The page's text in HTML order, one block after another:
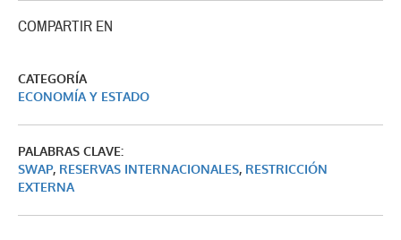
COMPARTIR EN
CATEGORÍA
ECONOMÍA Y ESTADO
PALABRAS CLAVE:
SWAP, RESERVAS INTERNACIONALES, RESTRICCIÓN
EXTERNA